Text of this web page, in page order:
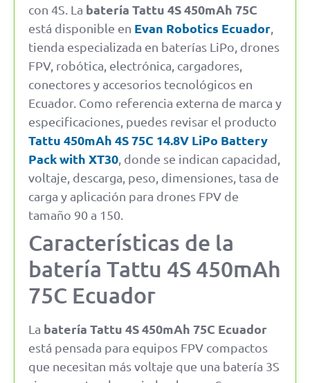
con 4S. La batería Tattu 4S 450mAh 75C
está disponible en Evan Robotics Ecuador
tienda especializada en baterías LiPo, drones
FPV, robótica, electrónica, cargadores,
conectores y accesorios tecnológicos en
Ecuador. Como referencia externa de marca y
especificaciones, puedes revisar el producto
Tattu 450mAh 4S 75C 14.8V LiPo Battery
Pack with XT30 , donde se indican capacidad,
voltaje, descarga, peso, dimensiones, tasa de
carga y aplicación para drones FPV de
tamaño 90 a 150.
Características de la
batería Tattu 4S 450mAh
75C Ecuador
La batería Tattu 4S 450mAh 75C Ecuador
está pensada para equipos FPV compactos
que necesitan más voltaje que una batería 3S